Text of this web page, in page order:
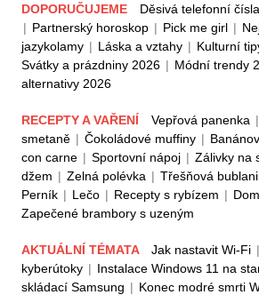
DOPORUČUJEME Děsivá telefonní čísla
| Partnerský horoskop | Pick me girl |
jazykolamy | Láska a vztahy | Kulturní
Svátky a prázdniny 2026 | Módní trendy
alternativy 2026
RECEPTY A VAŘENÍ Vepřová panenka |
smetaně | Čokoládové muffiny |
con carne | Sportovní nápoj | Zálivky na
džem | Zelná polévka | Třešňová
Perník | Lečo | Recepty s rybízem |
Zapečené brambory s uzeným
AKTUÁLNÍ TÉMATA Jak nastavit Wi-Fi |
kyberútoky | Instalace Windows 11 na
skládací Samsung | Konec modré smrti